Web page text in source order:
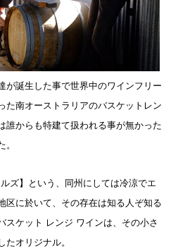
が誕生した事で世界中のワインフリー
た南オーストラリアのバスケットレン
誰からも特建て扱われる事が無かった
ズ】という、同州にしては冷涼でエ
区に於いて、その存在は知る人ぞ知る
スケット レンジ ワインは、その小さ
オリジナル。